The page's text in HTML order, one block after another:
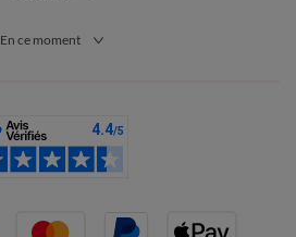
En ce moment